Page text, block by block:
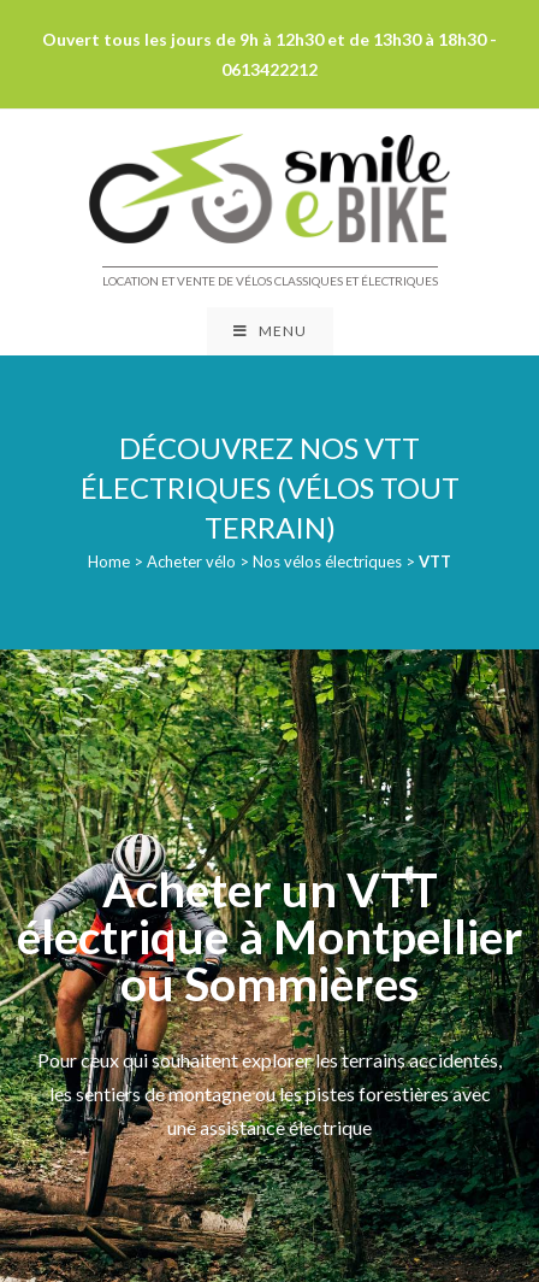
Ouvert tous les jours de 9h à 12h30 et de 13h30 à 18h30 -
0613422212
LOCATION ET VENTE DE VÉLOS CLASSIQUES ET ÉLECTRIQUES
MENU
DÉCOUVREZ NOS VTT
ÉLECTRIQUES (VÉLOS TOUT
TERRAIN)
Home > Acheter vélo > Nos vélos électriques > VTT
Acheter un VTT
électrique à Montpellier​
ou Sommières
Pour ceux qui souhaitent explorer les terrains accidentés,
les sentiers de montagne ou les pistes forestières avec
une assistance électrique